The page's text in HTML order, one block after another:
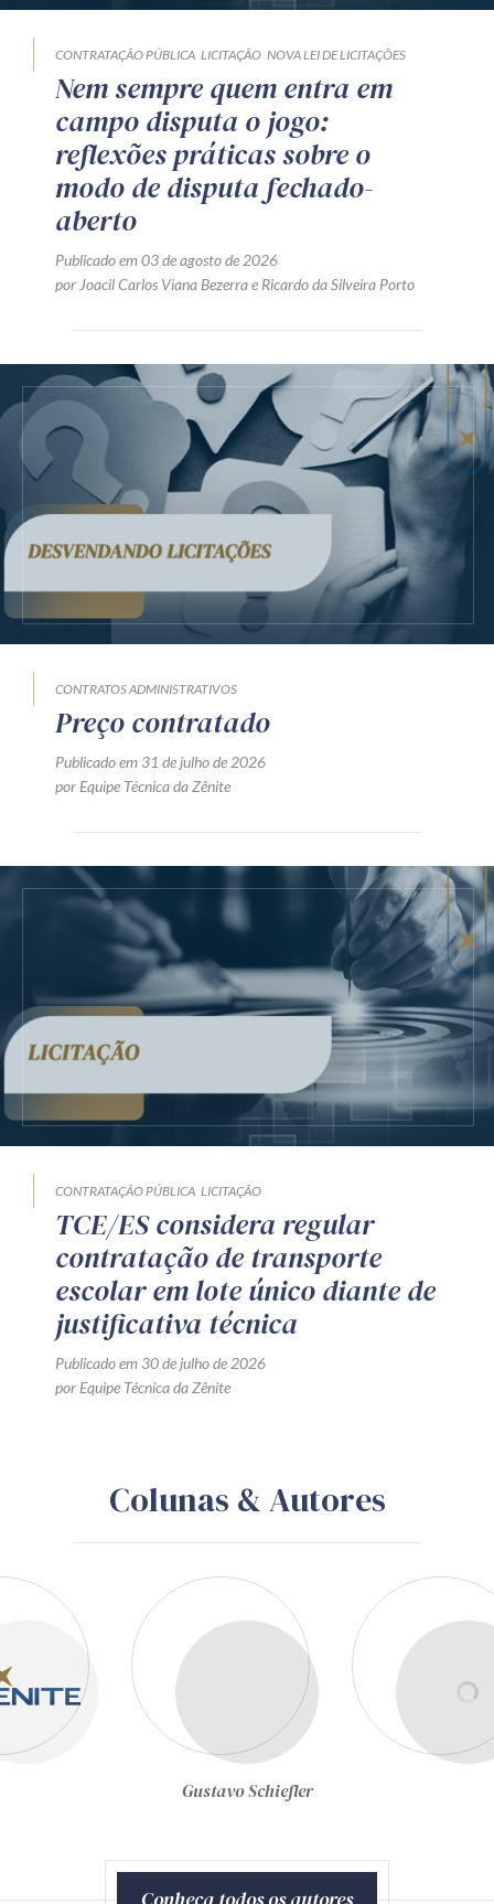
CONTRATAÇÃO PÚBLICA LICITAÇÃO NOVA LEI DE LICITAÇÕES
Nem sempre quem entra em
campo disputa o jogo:
reflexões práticas sobre o
modo de disputa fechado-
aberto
Publicado em 03 de agosto de 2026
por Joacil Carlos Viana Bezerrae Ricardo da Silveira Porto
CONTRATOS ADMINISTRATIVOS
Preço contratado
Publicado em 31 de julho de 2026
por Equipe Técnica da Zênite
CONTRATAÇÃO PÚBLICA LICITAÇÃO
TCE/ES considera regular
contratação de transporte
escolar em lote único diante de
justificativa técnica
Publicado em 30 de julho de 2026
por Equipe Técnica da Zênite
Colunas & Autores
Gustavo Schiefler